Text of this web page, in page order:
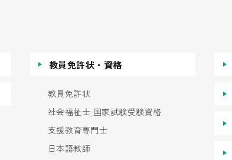
教員免許状・資格
教員免許状
社会福祉士 国家試験受験資格
支援教育専門士
日本語教師